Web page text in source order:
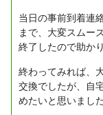
当日の事前到着連
まで、大変スムー
終了したので助か
終わってみれば、
交換でしたが、自
めたいと思いました